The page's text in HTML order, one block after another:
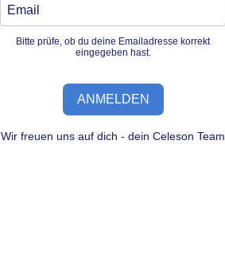
Bitte prüfe, ob du deine Emailadresse korrekt
eingegeben hast.
ANMELDEN
Wir freuen uns auf dich - dein Celeson Team